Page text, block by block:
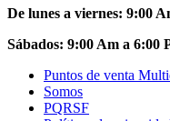
De lunes a viernes: 9:00
Sábados: 9:00 Am a 6:00
Puntos de venta
Somos
PQRSF